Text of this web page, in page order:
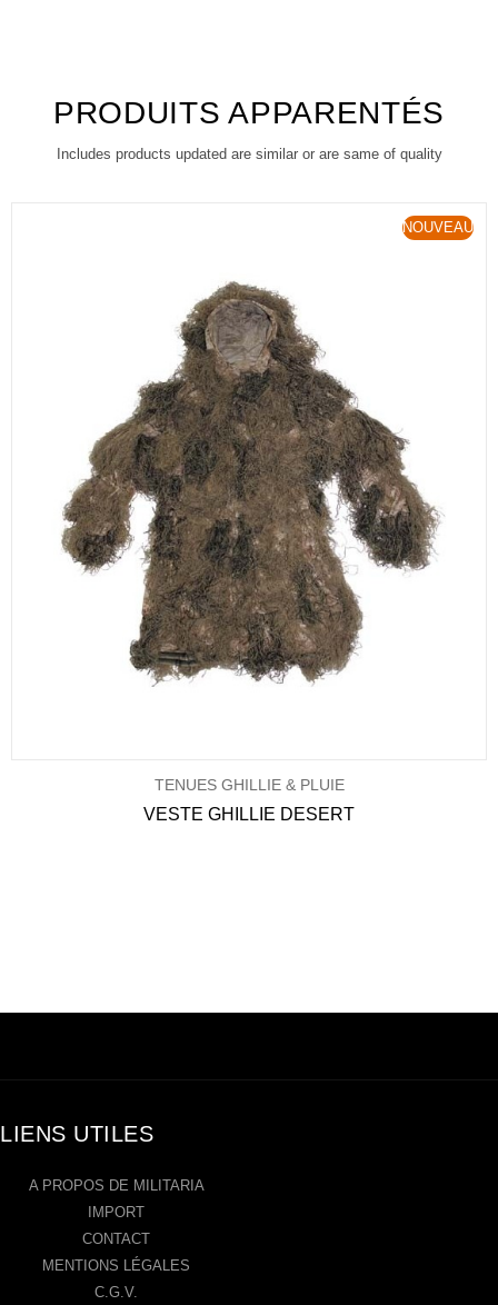
PRODUITS APPARENTÉS
Includes products updated are similar or are same of quality
NOUVEAU
TENUES GHILLIE & PLUIE
VESTE GHILLIE DESERT
LIENS UTILES
A PROPOS DE MILITARIA
IMPORT
CONTACT
MENTIONS LÉGALES
C.G.V.